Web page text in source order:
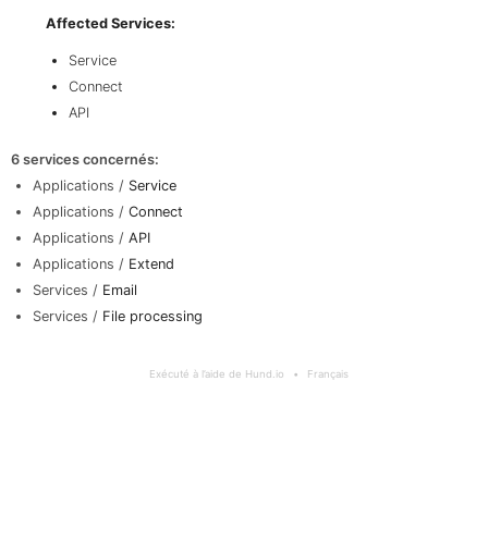
Affected Services:
Service
Connect
API
6 services concernés:
Applications / Service
Applications / Connect
Applications / API
Applications / Extend
Services / Email
Services / File processing
Exécuté à l’aide de Hund.io Français